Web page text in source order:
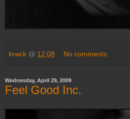
krwck @ 12:08 No comments:
Wednesday, April 29, 2009
Feel Good Inc.